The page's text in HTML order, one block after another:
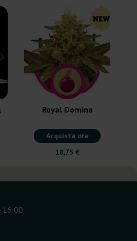
Royal Domina
Acquista ora
18,75 €
16:00